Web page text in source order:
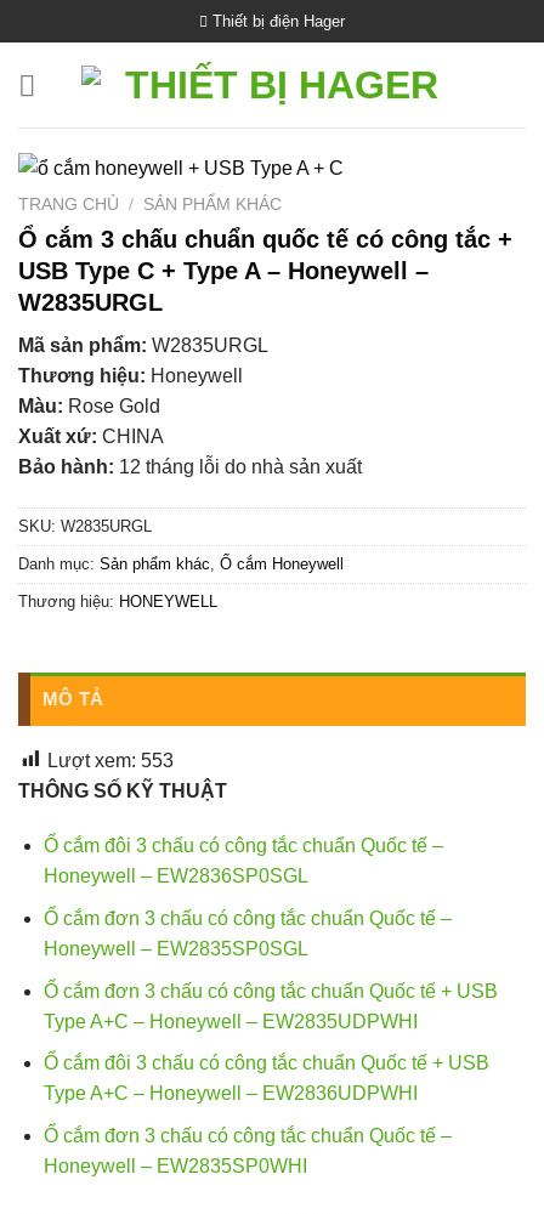
qua
nội
Thiết bị điện Hager
TRANG CHỦ / SẢN PHẨM KHÁC
Ổ cắm 3 chấu chuẩn quốc tế có công tắc +
USB Type C + Type A – Honeywell –
W2835URGL
Mã sản phẩm: W2835URGL
Thương hiệu: Honeywell
Màu: Rose Gold
Xuất xứ: CHINA
Bảo hành: 12 tháng lỗi do nhà sản xuất
SKU: W2835URGL
Danh mục: Sản phẩm khác Ổ cắm Honeywell
Thương hiệu: HONEYWELL
MÔ TẢ
Lượt xem: 553
THÔNG SỐ KỸ THUẬT
Ổ cắm đôi 3 chấu có công tắc chuẩn Quốc tế –
Honeywell – EW2836SP0SGL
Ổ cắm đơn 3 chấu có công tắc chuẩn Quốc tế –
Honeywell – EW2835SP0SGL
Ổ cắm đơn 3 chấu có công tắc chuẩn Quốc tế + USB
Type A+C – Honeywell – EW2835UDPWHI
Ổ cắm đôi 3 chấu có công tắc chuẩn Quốc tế + USB
Type A+C – Honeywell – EW2836UDPWHI
Ổ cắm đơn 3 chấu có công tắc chuẩn Quốc tế –
Honeywell – EW2835SP0WHI